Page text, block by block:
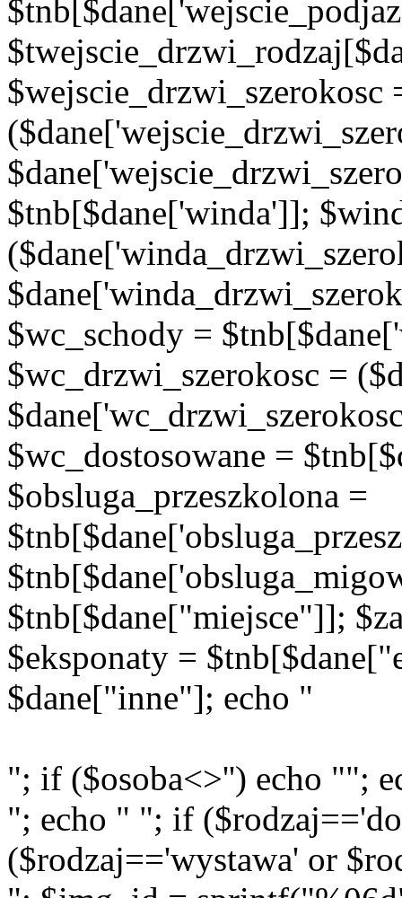
$wejscie_drzwi_szerokosc
$tnb[$dane['winda']];
$wc_schody =
$wc_drzwi_szerokosc =
$wc_dostosowane =
$obsluga_przeszkolona =
$tnb[$dane["miejsce"]];
$eksponaty =
$dane["inne"]; echo "
"; if ($osoba<>'') echo "";
"; echo " "; if
($rodzaj=='wystawa' or